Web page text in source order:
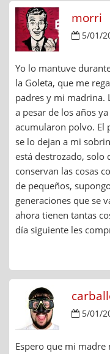
morri
5/01/
Yo lo mantuve
la Goleta, que me
padres y mi madrina.
a pesar de los años
acumularon polvo. El
se lo dejan a mi
está destrozado, solo
conservan las cosas
de pequeños,
generaciones que se
ahora tienen tantas
día siguiente les
5/01/
Espero que mi